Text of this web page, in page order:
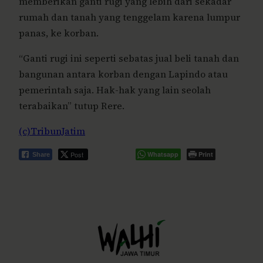
rumah dan tanah yang tenggelam karena lumpur
panas, ke korban.
“Ganti rugi ini seperti sebatas jual beli tanah dan
bangunan antara korban dengan Lapindo atau
pemerintah saja. Hak-hak yang lain seolah
terabaikan” tutup Rere.
(c)TribunJatim
Share Post Whatsapp Print